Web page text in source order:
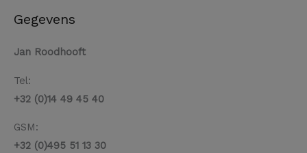
Gegevens
Jan Roodhooft
Tel:
+32 (0)14 49 45 40
GSM:
+32 (0)495 51 13 30